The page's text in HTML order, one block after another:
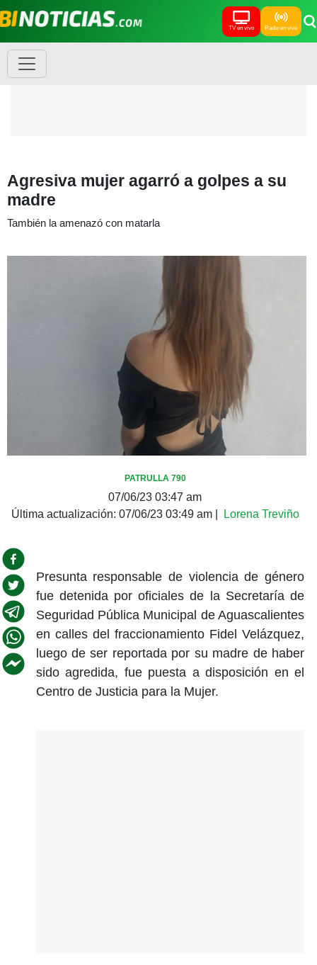
TV en vivo Radio en vivo
Agresiva mujer agarró a golpes a su
madre
También la amenazó con matarla
PATRULLA 790
07/06/23 03:47 am
Última actualización: 07/06/23 03:49 am| Lorena Treviño
Presunta responsable de violencia de género
fue detenida por oficiales de la Secretaría de
Seguridad Pública Municipal de Aguascalientes
en calles del fraccionamiento Fidel Velázquez,
luego de ser reportada por su madre de haber
sido agredida, fue puesta a disposición en el
Centro de Justicia para la Mujer.